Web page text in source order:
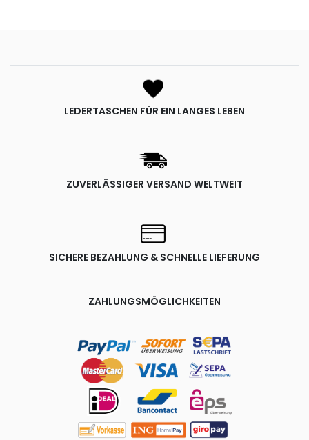
LEDERTASCHEN FÜR EIN LANGES LEBEN
ZUVERLÄSSIGER VERSAND WELTWEIT
SICHERE BEZAHLUNG & SCHNELLE LIEFERUNG
ZAHLUNGSMÖGLICHKEITEN